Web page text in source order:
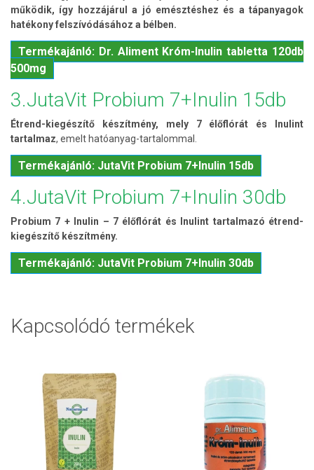
működik, így hozzájárul a jó emésztéshez és a tápanyagok
hatékony felszívódásához a bélben.
Termékajánló: Dr. Aliment Króm-Inulin tabletta 120db
500mg
3.JutaVit Probium 7+Inulin 15db
Étrend-kiegészítő készítmény, mely 7 élőflórát és Inulint
tartalmaz, emelt hatóanyag-tartalommal.
Termékajánló: JutaVit Probium 7+Inulin 15db
4.JutaVit Probium 7+Inulin 30db
Probium 7 + Inulin – 7 élőflórát és Inulint tartalmazó étrend-
kiegészítő készítmény.
Termékajánló: JutaVit Probium 7+Inulin 30db
Kapcsolódó termékek